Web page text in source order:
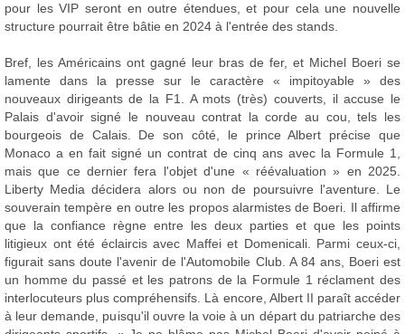
pour les VIP seront en outre étendues, et pour cela une nouvelle
structure pourrait être bâtie en 2024 à l'entrée des stands.
Bref, les Américains ont gagné leur bras de fer, et Michel Boeri se
lamente dans la presse sur le caractère « impitoyable » des
nouveaux dirigeants de la F1. A mots (très) couverts, il accuse le
Palais d'avoir signé le nouveau contrat la corde au cou, tels les
bourgeois de Calais. De son côté, le prince Albert précise que
Monaco a en fait signé un contrat de cinq ans avec la Formule 1,
mais que ce dernier fera l'objet d'une « réévaluation » en 2025.
Liberty Media décidera alors ou non de poursuivre l'aventure. Le
souverain tempère en outre les propos alarmistes de Boeri. Il affirme
que la confiance règne entre les deux parties et que les points
litigieux ont été éclaircis avec Maffei et Domenicali. Parmi ceux-ci,
figurait sans doute l'avenir de l'Automobile Club. A 84 ans, Boeri est
un homme du passé et les patrons de la Formule 1 réclament des
interlocuteurs plus compréhensifs. Là encore, Albert II paraît accéder
à leur demande, puisqu'il ouvre la voie à un départ du patriarche des